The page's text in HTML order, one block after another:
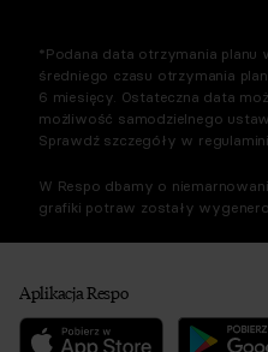
*Podana data otrzymania planu
średniego czasu otrzymania
6 miesięcy. Ostateczna data
możliwość samodzielnego
Sprawdź szczegóły w
W Respo dbamy o
grafiki potraw zostały
Aplikacja Respo